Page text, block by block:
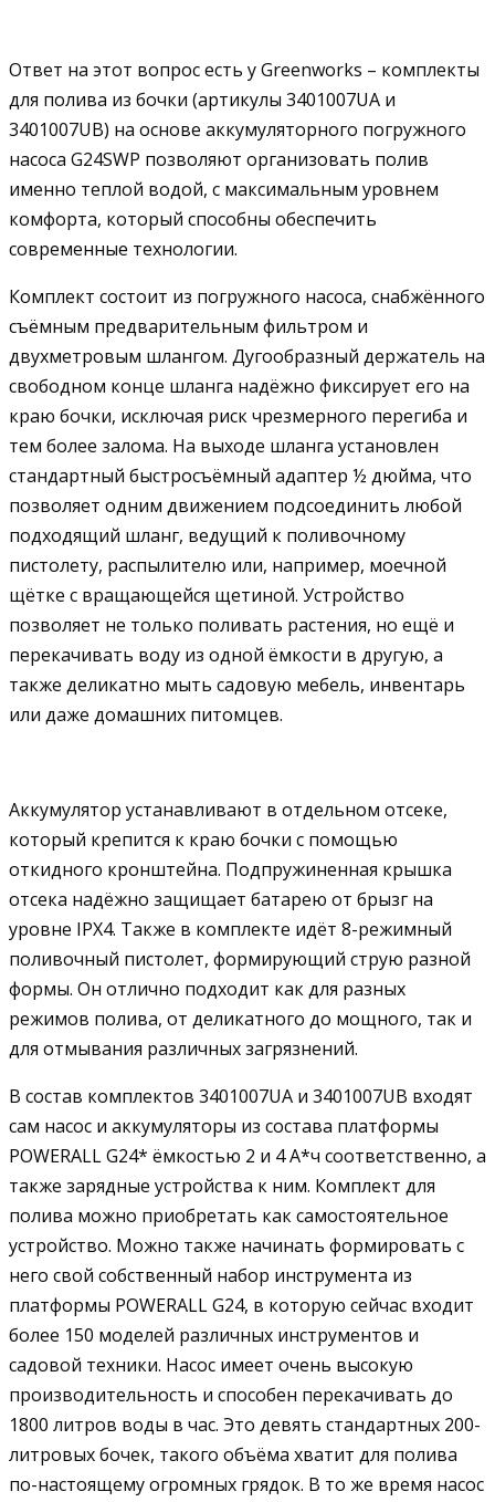
Ответ на этот вопрос есть у Greenworks – комплекты
для полива из бочки (артикулы 3401007UA и
3401007UB) на основе аккумуляторного погружного
насоса G24SWP позволяют организовать полив
именно теплой водой, с максимальным уровнем
комфорта, который способны обеспечить
современные технологии.
Комплект состоит из погружного насоса, снабжённого
съёмным предварительным фильтром и
двухметровым шлангом. Дугообразный держатель на
свободном конце шланга надёжно фиксирует его на
краю бочки, исключая риск чрезмерного перегиба и
тем более залома. На выходе шланга установлен
стандартный быстросъёмный адаптер ½ дюйма, что
позволяет одним движением подсоединить любой
подходящий шланг, ведущий к поливочному
пистолету, распылителю или, например, моечной
щётке с вращающейся щетиной. Устройство
позволяет не только поливать растения, но ещё и
перекачивать воду из одной ёмкости в другую, а
также деликатно мыть садовую мебель, инвентарь
или даже домашних питомцев.
Аккумулятор устанавливают в отдельном отсеке,
который крепится к краю бочки с помощью
откидного кронштейна. Подпружиненная крышка
отсека надёжно защищает батарею от брызг на
уровне IPХ4. Также в комплекте идёт 8-режимный
поливочный пистолет, формирующий струю разной
формы. Он отлично подходит как для разных
режимов полива, от деликатного до мощного, так и
для отмывания различных загрязнений.
В состав комплектов 3401007UA и 3401007UB входят
сам насос и аккумуляторы из состава платформы
POWERALL G24* ёмкостью 2 и 4 А*ч соответственно, а
также зарядные устройства к ним. Комплект для
полива можно приобретать как самостоятельное
устройство. Можно также начинать формировать с
него свой собственный набор инструмента из
платформы POWERALL G24, в которую сейчас входит
более 150 моделей различных инструментов и
садовой техники. Насос имеет очень высокую
производительность и способен перекачивать до
1800 литров воды в час. Это девять стандартных 200-
литровых бочек, такого объёма хватит для полива
по-настоящему огромных грядок. В то же время насос